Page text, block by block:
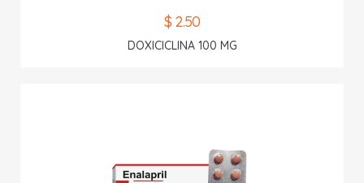
$ 2.50
DOXICICLINA 100 MG